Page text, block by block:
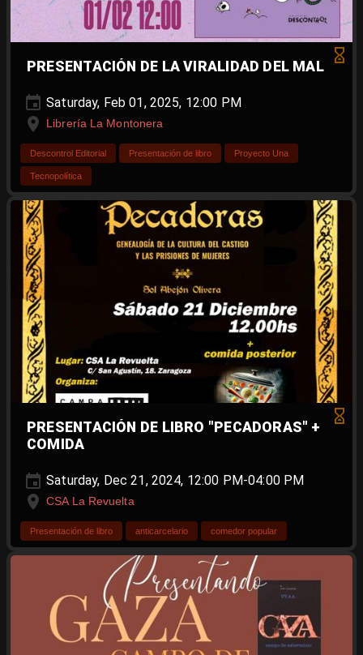
PRESENTACIÓN DE LA VIRALIDAD DEL MAL
Saturday, Feb 01, 2025, 12:00 PM
Librería La Montonera
Descontrol Editorial Presentación de libro Proyecto Una
Tecnopolítica
PRESENTACIÓN DE LIBRO "PECADORAS" +
COMIDA
Saturday, Dec 21, 2024, 12:00 PM-04:00 PM
CSA La Revuelta
Presentación de libro anticarcelario comedor popular